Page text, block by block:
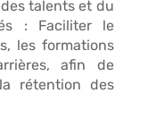
talents et du
: Faciliter le
les formations
afin de
rétention des